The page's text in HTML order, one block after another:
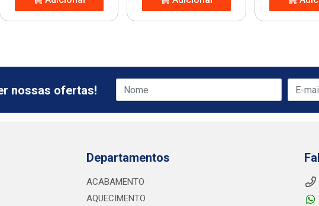
nossas ofertas!
Departamentos
ACABAMENTO
AQUECIMENTO